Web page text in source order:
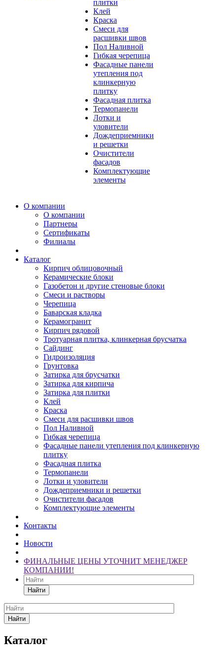
плитки
Клей
Краска
Смеси для
расшивки швов
Пол Наливной
Гибкая черепица
Фасадные панели
утепления под
клинкерную
плитку
Фасадная плитка
Термопанели
Лотки и
уловители
Дождеприемники
и решетки
Очистители
фасадов
Комплектующие
элементы
О компании
О компании
Партнеры
Сертификаты
Филиалы
Каталог
Кирпич облицовочный
Керамические блоки
Газобетон и другие стеновые блоки
Смеси и растворы
Черепица
Баварская кладка
Керамогранит
Кирпич рядовой
Тротуарная плитка, клинкерная брусчатка
Сайдинг
Гидроизоляция
Грунтовка
Затирка для брусчатки
Затирка для кирпича
Затирка для плитки
Клей
Краска
Смеси для расшивки швов
Пол Наливной
Гибкая черепица
Фасадные панели утепления под клинкерную
плитку
Фасадная плитка
Термопанели
Лотки и уловители
Дождеприемники и решетки
Очистители фасадов
Комплектующие элементы
Контакты
Новости
ФИНАЛЬНЫЕ ЦЕНЫ УТОЧНИТ МЕНЕДЖЕР
КОМПАНИИ!
Найти
Найти
Каталог